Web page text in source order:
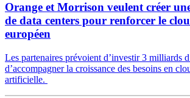
Orange et Morrison veulent créer
de data centers pour renforcer le
européen
Les partenaires prévoient d’investir 3 milliards
d’accompagner la croissance des besoins en
artificielle.